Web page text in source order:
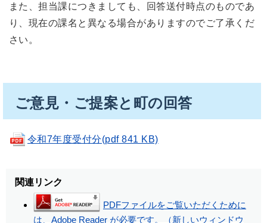
また、担当課につきましても、回答送付時点のものであ
り、現在の課名と異なる場合がありますのでご了承くだ
さい。
ご意見・ご提案と町の回答
令和7年度受付分(pdf 841 KB)
関連リンク
PDFファイルをご覧いただくために
は、Adobe Reader が必要です。（新しいウィンドウ